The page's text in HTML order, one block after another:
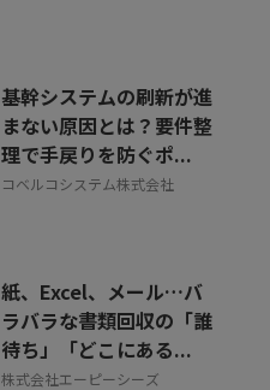
基幹システムの刷新が進
まない原因とは？要件整
理で手戻りを防ぐポ...
コベルコシステム株式会社
紙、Excel、メール…バ
ラバラな書類回収の「誰
待ち」「どこにある...
株式会社エーピーシーズ